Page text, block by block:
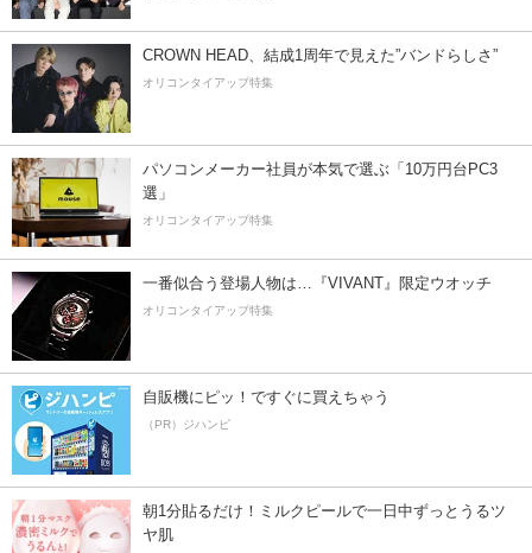
CROWN HEAD、結成1周年で見えた”バンドらしさ”
オリコンタイアップ特集
パソコンメーカー社員が本気で選ぶ「10万円台PC3
選」
オリコンタイアップ特集
一番似合う登場人物は…『VIVANT』限定ウオッチ
オリコンタイアップ特集
自販機にピッ！ですぐに買えちゃう
（PR）ジハンピ
朝1分貼るだけ！ミルクピールで一日中ずっとうるツ
ヤ肌